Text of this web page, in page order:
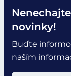
novinky!
Buďte
naším